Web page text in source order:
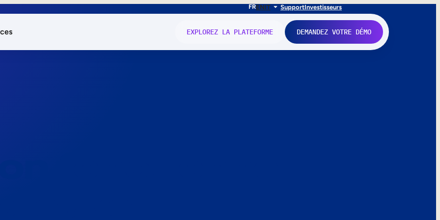
FRENIT SupportInvestisseurs
EXPLOREZ LA PLATEFORME DEMANDEZ VOTRE DÉMO